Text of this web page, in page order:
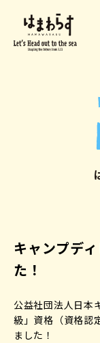
キャンプデ
た！
公益社団法人日本
級」資格（資格認
ました！